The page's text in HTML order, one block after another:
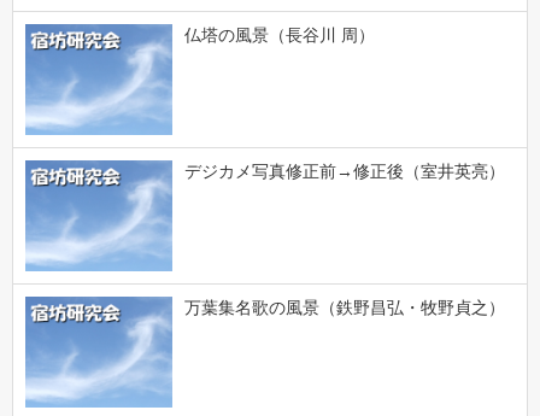
仏塔の風景（長谷川 周）
デジカメ写真修正前→修正後（室井英亮）
万葉集名歌の風景（鉄野昌弘・牧野貞之）